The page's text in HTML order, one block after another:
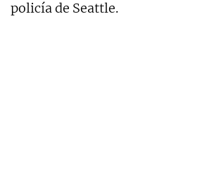
policía de Seattle.